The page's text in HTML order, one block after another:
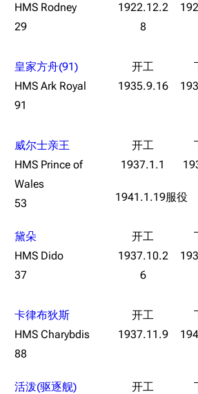
HMS Rodney
29
1922.12.2
8
皇家方舟(91)
HMS Ark Royal
91
1935.9.16
威尔士亲王
HMS Prince of
Wales
53
1937.1.1
1941.1.19服役
黛朵
HMS Dido
37
1937.10.2
6
卡律布狄斯
HMS Charybdis
88
1937.11.9
活泼(驱逐舰)